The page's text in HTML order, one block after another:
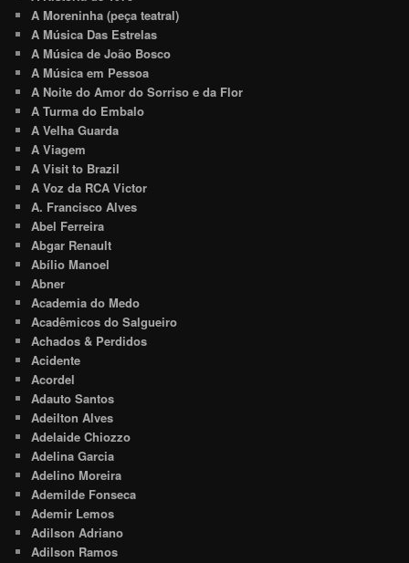
A Moreninha (peça teatral)
A Música Das Estrelas
A Música de João Bosco
A Música em Pessoa
A Noite do Amor do Sorriso e da Flor
A Turma do Embalo
A Velha Guarda
A Viagem
A Visit to Brazil
A Voz da RCA Victor
A. Francisco Alves
Abel Ferreira
Abgar Renault
Abílio Manoel
Abner
Academia do Medo
Acadêmicos do Salgueiro
Achados & Perdidos
Acidente
Acordel
Adauto Santos
Adeilton Alves
Adelaide Chiozzo
Adelina Garcia
Adelino Moreira
Ademilde Fonseca
Ademir Lemos
Adilson Adriano
Adilson Ramos